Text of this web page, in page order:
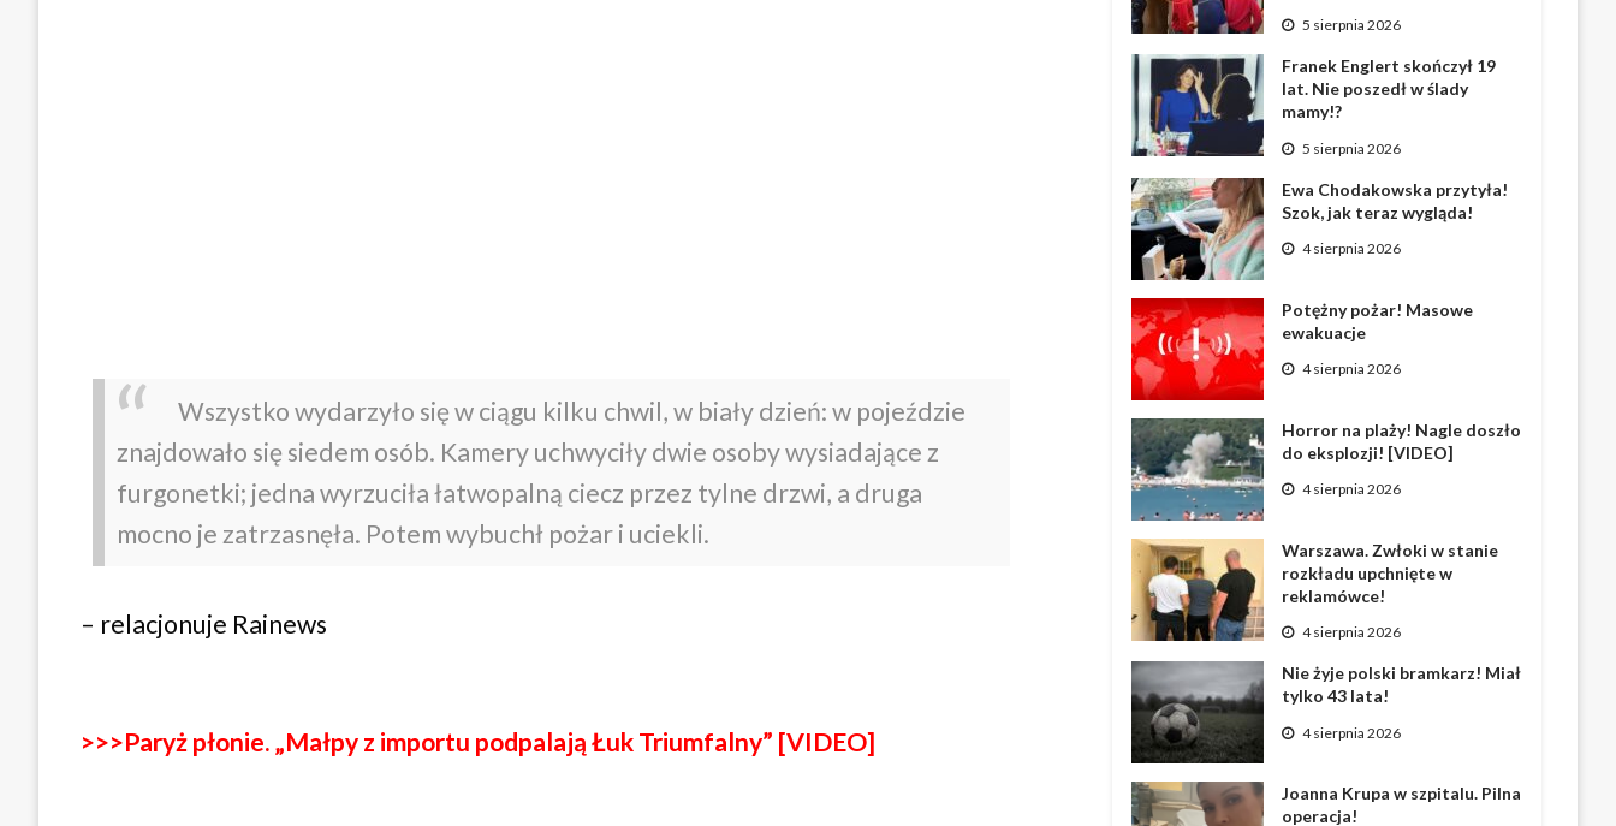
Wszystko wydarzyło się w ciągu kilku chwil, w biały dzień: w pojeździe
znajdowało się siedem osób. Kamery uchwyciły dwie osoby wysiadające z
furgonetki; jedna wyrzuciła łatwopalną ciecz przez tylne drzwi, a druga
mocno je zatrzasnęła. Potem wybuchł pożar i uciekli.
– relacjonuje Rainews
>>>Paryż płonie. „Małpy z importu podpalają Łuk Triumfalny” [VIDEO]
5 sierpnia 2026
Franek Englert skończył 19
lat. Nie poszedł w ślady
mamy!?
5 sierpnia 2026
Ewa Chodakowska przytyła!
Szok, jak teraz wygląda!
4 sierpnia 2026
Potężny pożar! Masowe
ewakuacje
4 sierpnia 2026
Horror na plaży! Nagle doszło
do eksplozji! [VIDEO]
4 sierpnia 2026
Warszawa. Zwłoki w stanie
rozkładu upchnięte w
reklamówce!
4 sierpnia 2026
Nie żyje polski bramkarz! Miał
tylko 43 lata!
4 sierpnia 2026
Joanna Krupa w szpitalu. Pilna
operacja!